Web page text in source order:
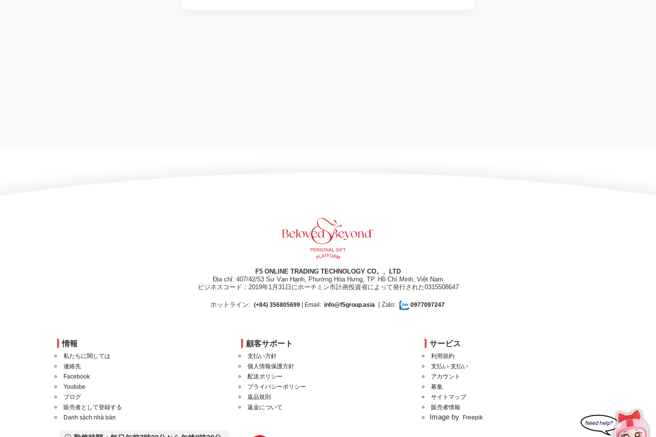
F5 ONLINE TRADING TECHNOLOGY CO。、LTD
Địa chỉ: 407/42/53 Sư Vạn Hạnh, Phường Hòa Hưng, TP. Hồ Chí Minh, Việt Nam
ビジネスコード：2019年1月31日にホーチミン市計画投資省によって発行された0315508647
ホットライン: (+84) 356805699| Email: info@f5group.asia | Zalo: 0977097247
情報
私たちに関しては
連絡先
Facebook
Youtube
ブログ
販売者として登録する
Danh sách nhà bán
顧客サポート
支払い方針
個人情報保護方針
配送ポリシー
プライバシーポリシー
返品規則
返金について
サービス
利用規約
支払い-支払い
アカウント
募集
サイトマップ
販売者情報
Image by Freepik